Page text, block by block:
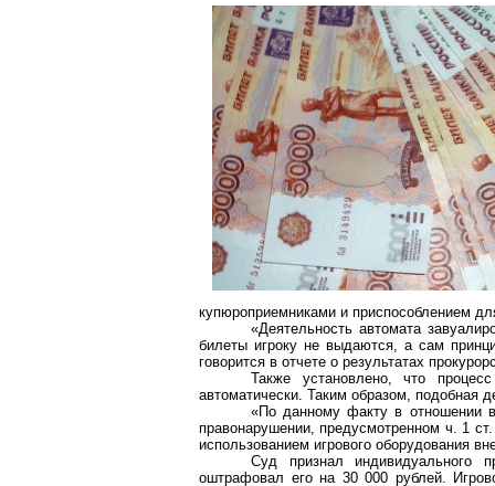
купюроприемниками и приспособлением
«Деятельность автомата
билеты игроку не выдаются, а сам
говорится в отчете о результатах
Также установлено, что
автоматически. Таким образом, подобная
«По данному факту в отношении
правонарушении, предусмотренном ч. 1
использованием игрового оборудования
Суд признал индивидуального
оштрафовал его на 30 000 рублей.